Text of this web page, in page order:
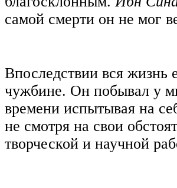
самой смерти он не мог
Впоследствии вся жизнь
чужбине. Он побывал у
времени испытывая на
не смотря на свои
творческой и научной